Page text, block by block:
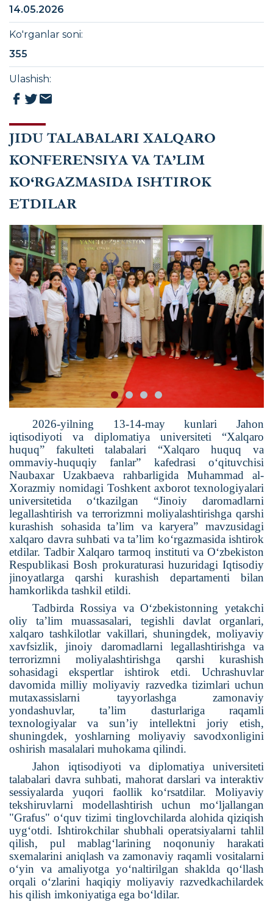
JIDU TALABALARI XALQARO
KONFERENSIYA VA TA’LIM
KO‘RGAZMASIDA ISHTIROK
ETDILAR
2026-yilning 13-14-may kunlari Jahon
iqtisodiyoti va diplomatiya universiteti “Xalqaro
huquq” fakulteti talabalari “Xalqaro huquq va
ommaviy-huquqiy fanlar” kafedrasi o‘qituvchisi
Naubaxar Uzakbaeva rahbarligida Muhammad al-
Xorazmiy nomidagi Toshkent axborot texnologiyalari
universitetida o‘tkazilgan “Jinoiy daromadlarni
legallashtirish va terrorizmni moliyalashtirishga qarshi
kurashish sohasida ta’lim va karyera” mavzusidagi
xalqaro davra suhbati va ta’lim ko‘rgazmasida ishtirok
etdilar. Tadbir Xalqaro tarmoq instituti va O‘zbekiston
Respublikasi Bosh prokuraturasi huzuridagi Iqtisodiy
jinoyatlarga qarshi kurashish departamenti bilan
hamkorlikda tashkil etildi.
Tadbirda Rossiya va O‘zbekistonning yetakchi
oliy ta’lim muassasalari, tegishli davlat organlari,
xalqaro tashkilotlar vakillari, shuningdek, moliyaviy
xavfsizlik, jinoiy daromadlarni legallashtirishga va
terrorizmni moliyalashtirishga qarshi kurashish
sohasidagi ekspertlar ishtirok etdi. Uchrashuvlar
davomida milliy moliyaviy razvedka tizimlari uchun
mutaxassislarni tayyorlashga zamonaviy
yondashuvlar, ta’lim dasturlariga raqamli
texnologiyalar va sun’iy intellektni joriy etish,
shuningdek, yoshlarning moliyaviy savodxonligini
oshirish masalalari muhokama qilindi.
Jahon iqtisodiyoti va diplomatiya universiteti
talabalari davra suhbati, mahorat darslari va interaktiv
sessiyalarda yuqori faollik ko‘rsatdilar. Moliyaviy
tekshiruvlarni modellashtirish uchun mo‘ljallangan
"Grafus" o‘quv tizimi tinglovchilarda alohida qiziqish
uyg‘otdi. Ishtirokchilar shubhali operatsiyalarni tahlil
qilish, pul mablag‘larining noqonuniy harakati
sxemalarini aniqlash va zamonaviy raqamli vositalarni
o‘yin va amaliyotga yo‘naltirilgan shaklda qo‘llash
orqali o‘zlarini haqiqiy moliyaviy razvedkachilardek
his qilish imkoniyatiga ega bo‘ldilar.
14.05.2026
Ko'rganlar soni:
355
Ulashish: